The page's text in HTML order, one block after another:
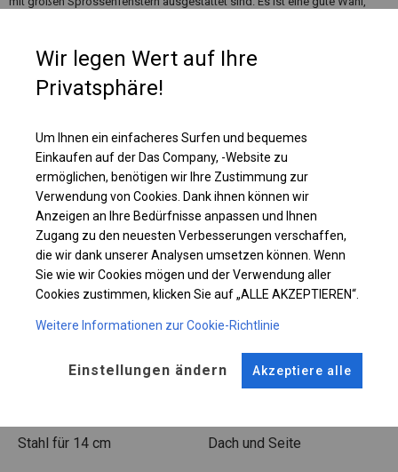
mehr Segmente hinzufügen, um mehr Platz zu schaffen.
Plane ändern
KONSTRUKTION
POLAR
Stahl ca.fi 50 mm
ANSCHLÜSSE
Stahl ca.fi 54 mm
Stahl für 14 cm Dach und Seite
Wir legen Wert auf Ihre
Privatsphäre!
Um Ihnen ein einfacheres Surfen und bequemes
Einkaufen auf der Das Company, -Website zu
ermöglichen, benötigen wir Ihre Zustimmung zur
Verwendung von Cookies. Dank ihnen können wir
Anzeigen an Ihre Bedürfnisse anpassen und Ihnen
Zugang zu den neuesten Verbesserungen verschaffen,
die wir dank unserer Analysen umsetzen können. Wenn
Sie wie wir Cookies mögen und der Verwendung aller
Cookies zustimmen, klicken Sie auf „ALLE AKZEPTIEREN“.
Weitere Informationen zur Cookie-Richtlinie
Einstellungen ändern Akzeptiere alle